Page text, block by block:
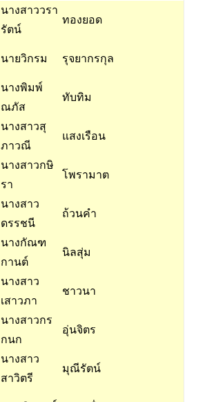
นางสาววรา
รัตน์
ทองยอด
นายวิกรม รุจยากรกุล
นางพิมพ์
ณภัส
ทับทิม
นางสาวสุ
ภาวณี
แสงเรือน
นางสาวกษิ
รา
โพรามาต
นางสาว
ดรรชนี
ถ้วนคำ
นางกัณฑ
กานต์
นิลสุ่ม
นางสาว
เสาวภา
ชาวนา
นางสาวกร
กนก
อุ่นจิตร
นางสาว
สาวิตรี
มุณีรัตน์